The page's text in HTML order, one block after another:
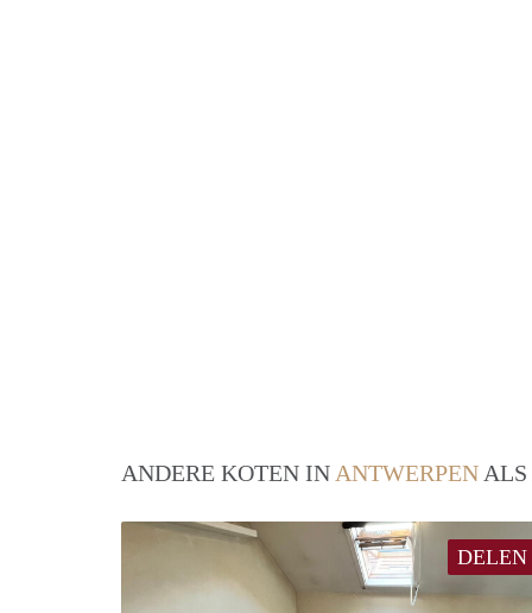
ANDERE KOTEN IN ANTWERPEN
DELEN